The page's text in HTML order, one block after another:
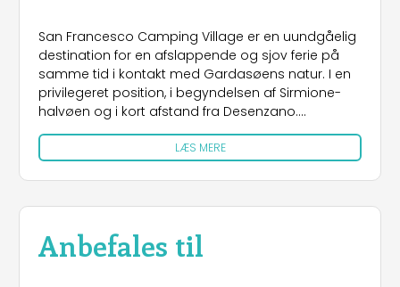
San Francesco Camping Village er en uundgåelig
destination for en afslappende og sjov ferie på
samme tid i kontakt med Gardasøens natur. I en
privilegeret position, i begyndelsen af ​​Sirmione-
halvøen og i kort afstand fra Desenzano.
Grundlagt i 1964 af ingeniøren Folco Facchini,
ledes det stadig af familien, altid opmærksom på
gæsternes behov og konstant på forkant, med
særlig opmærksomhed på øko-bæredygtighed
og tilpasser sig de højeste internationale
boligenheder er til rådighed, udstyret med alle
bekvemmeligheder og forskellige
LÆS MERE
Anbefales til